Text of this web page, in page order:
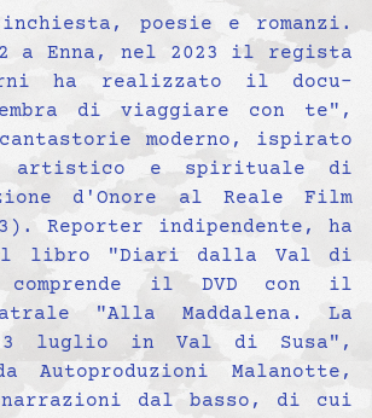
poesie e romanzi.
a Enna, nel 2023 il regista
ha realizzato il docu-
di viaggiare con te",
moderno, ispirato
artistico e spirituale di
d'Onore al Reale Film
Reporter indipendente, ha
il libro "Diari dalla Val di
comprende il DVD con il
"Alla Maddalena. La
luglio in Val di Susa",
Autoproduzioni Malanotte,
dal basso, di cui